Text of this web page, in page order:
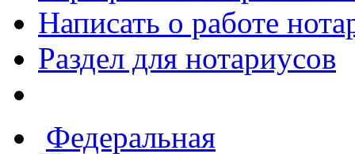
Написать о работе
Раздел для нотариусов
Федеральная